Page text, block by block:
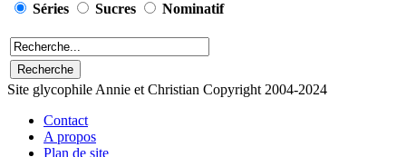
Séries Sucres Nominatif
Site glycophile Annie et Christian Copyright 2004-2024
Contact
A propos
Plan de site